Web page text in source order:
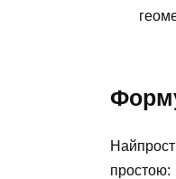
простою: